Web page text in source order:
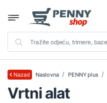
Nazad Naslovna PENNY plus
Vrtni alat